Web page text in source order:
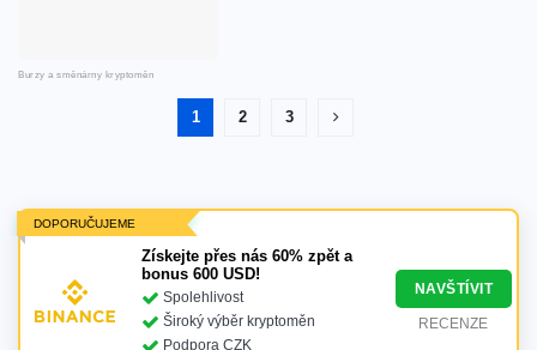
Burzy a směnárny kryptoměn
1 2 3
DOPORUČUJEME
Získejte přes nás 60% zpět a
bonus 600 USD!
Spolehlivost
Široký výběr kryptoměn
Podpora CZK
NAVŠTÍVIT
RECENZE